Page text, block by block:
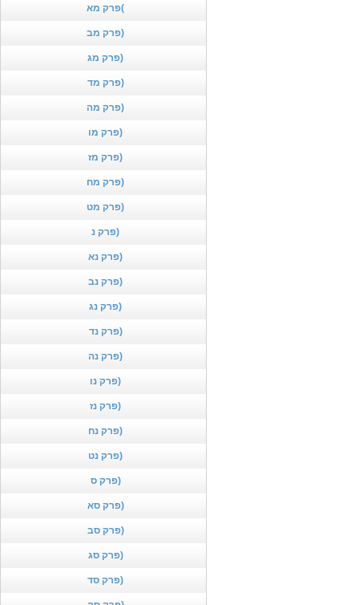
פרק מא(
פרק מב)
פרק מג)
פרק מד)
פרק מה)
פרק מו)
פרק מז)
פרק מח)
פרק מט)
פרק נ)
פרק נא)
פרק נב)
פרק נג)
פרק נד)
פרק נה)
פרק נו)
פרק נז)
פרק נח)
פרק נט)
פרק ס)
פרק סא)
פרק סב)
פרק סג)
פרק סד)